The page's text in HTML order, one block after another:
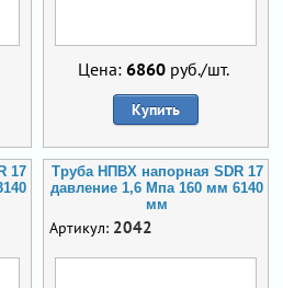
Цена: 6860руб./шт.
Купить
17
Труба НПВХ напорная SDR 17
давление 1,6 Мпа 160 мм 6140
мм
Артикул: 2042